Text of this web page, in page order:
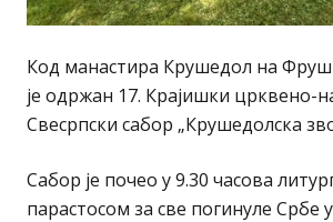
Код манастира Крушедол на
је одржан 17. Крајишки црквено-
Свесрпски сабор „Крушедолска
Сабор је почео у 9.30 часова
парастосом за све погинуле Србе у